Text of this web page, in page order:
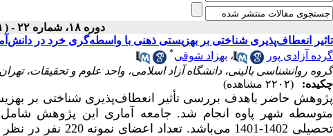
دوره ۱۸، شماره ۲۲ - ( ۹-۱۴۰۲ )
تاثیر انعطاف‌پذیری شناختی بر بهزیستی ذهنی با واسطه‌گری خرد در
گرده آزادی پور
، بهزاد شوقی*
گروه روانشناسی بالینی، دانشگاه آزاد اسلامی، واحد علوم و تحقیقات،
چکیده:
(۲۲۰۲ مشاهده)
پژوهش حاضر باهدف بررسی تأثیر انعطاف‌پذیری شناختی بر
متوسطه شهر پاوه انجام شد. جامعه آماری این پژوهش
تحصیلی 1402-